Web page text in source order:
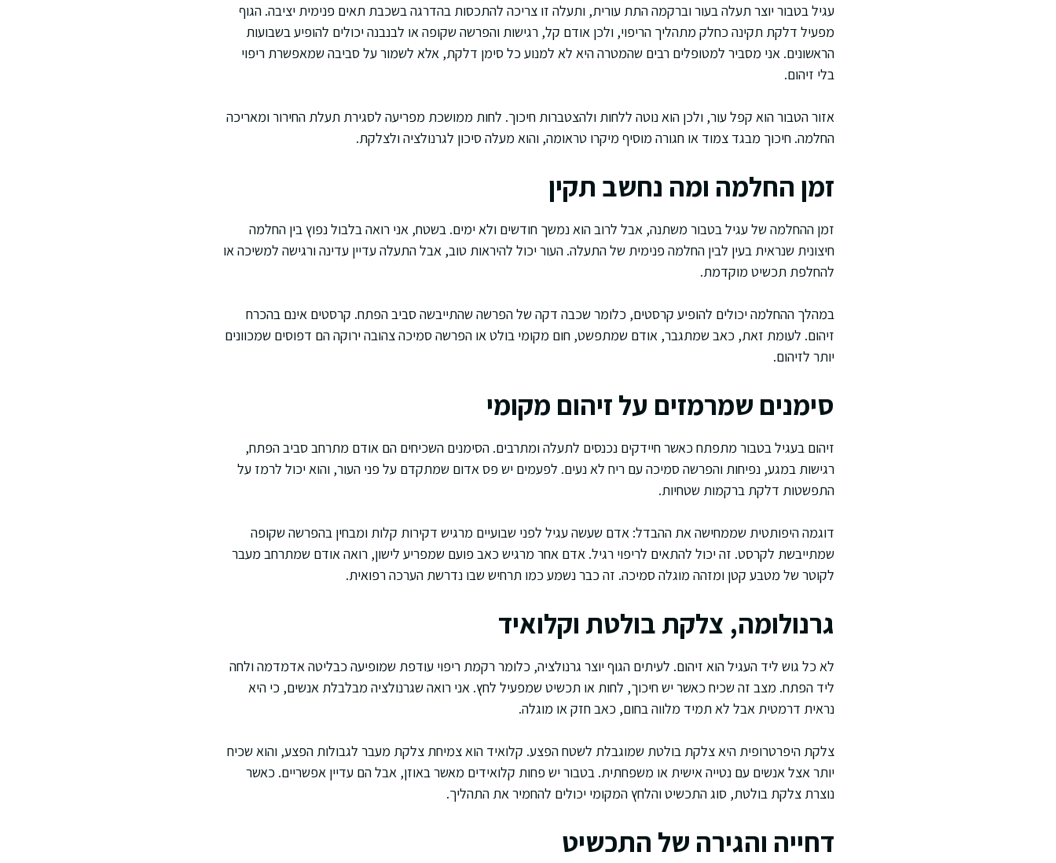
עגיל בטבור יוצר תעלה בעור וברקמה התת עורית, ותעלה זו צריכה להתכסות בהדרגה בשכבת תאים פנימית יציבה. הגוף
מפעיל דלקת תקינה כחלק מתהליך הריפוי, ולכן אודם קל, רגישות והפרשה שקופה או לבנבנה יכולים להופיע בשבועות
הראשונים. אני מסביר למטופלים רבים שהמטרה היא לא למנוע כל סימן דלקת, אלא לשמור על סביבה שמאפשרת ריפוי
בלי זיהום.
אזור הטבור הוא קפל עור, ולכן הוא נוטה ללחות ולהצטברות חיכוך. לחות ממושכת מפריעה לסגירת תעלת החירור ומאריכה
החלמה. חיכוך מבגד צמוד או חגורה מוסיף מיקרו טראומה, והוא מעלה סיכון לגרנולציה ולצלקת.
זמן החלמה ומה נחשב תקין
זמן ההחלמה של עגיל בטבור משתנה, אבל לרוב הוא נמשך חודשים ולא ימים. בשטח, אני רואה בלבול נפוץ בין החלמה
חיצונית שנראית בעין לבין החלמה פנימית של התעלה. העור יכול להיראות טוב, אבל התעלה עדיין עדינה ורגישה למשיכה או
להחלפת תכשיט מוקדמת.
במהלך ההחלמה יכולים להופיע קרסטים, כלומר שכבה דקה של הפרשה שהתייבשה סביב הפתח. קרסטים אינם בהכרח
זיהום. לעומת זאת, כאב שמתגבר, אודם שמתפשט, חום מקומי בולט או הפרשה סמיכה צהובה ירוקה הם דפוסים שמכוונים
יותר לזיהום.
סימנים שמרמזים על זיהום מקומי
זיהום בעגיל בטבור מתפתח כאשר חיידקים נכנסים לתעלה ומתרבים. הסימנים השכיחים הם אודם מתרחב סביב הפתח,
רגישות במגע, נפיחות והפרשה סמיכה עם ריח לא נעים. לפעמים יש פס אדום שמתקדם על פני העור, והוא יכול לרמז על
התפשטות דלקת ברקמות שטחיות.
דוגמה היפותטית שממחישה את ההבדל: אדם שעשה עגיל לפני שבועיים מרגיש דקירות קלות ומבחין בהפרשה שקופה
שמתייבשת לקרסט. זה יכול להתאים לריפוי רגיל. אדם אחר מרגיש כאב פועם שמפריע לישון, רואה אודם שמתרחב מעבר
לקוטר של מטבע קטן ומזהה מוגלה סמיכה. זה כבר נשמע כמו תרחיש שבו נדרשת הערכה רפואית.
גרנולומה, צלקת בולטת וקלואיד
לא כל גוש ליד העגיל הוא זיהום. לעיתים הגוף יוצר גרנולציה, כלומר רקמת ריפוי עודפת שמופיעה כבליטה אדמדמה ולחה
ליד הפתח. מצב זה שכיח כאשר יש חיכוך, לחות או תכשיט שמפעיל לחץ. אני רואה שגרנולציה מבלבלת אנשים, כי היא
נראית דרמטית אבל לא תמיד מלווה בחום, כאב חזק או מוגלה.
צלקת היפרטרופית היא צלקת בולטת שמוגבלת לשטח הפצע. קלואיד הוא צמיחת צלקת מעבר לגבולות הפצע, והוא שכיח
יותר אצל אנשים עם נטייה אישית או משפחתית. בטבור יש פחות קלואידים מאשר באוזן, אבל הם עדיין אפשריים. כאשר
נוצרת צלקת בולטת, סוג התכשיט והלחץ המקומי יכולים להחמיר את התהליך.
דחייה והגירה של התכשיט